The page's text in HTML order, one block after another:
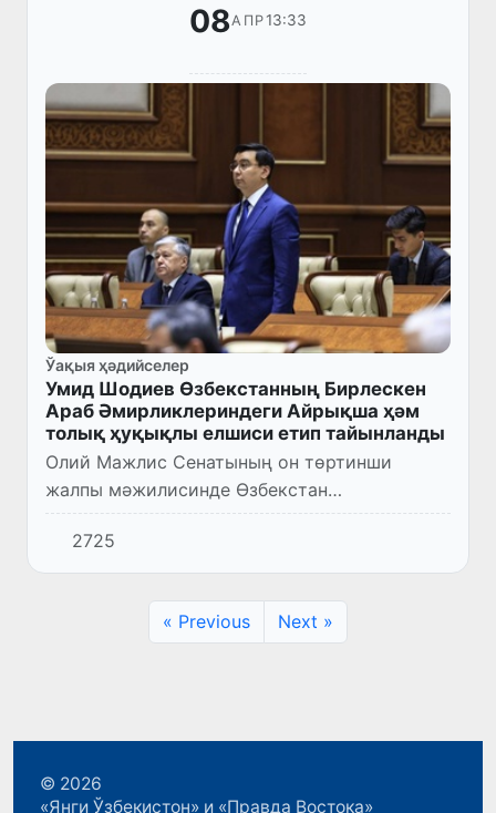
08АПР13:33
Ўақыя ҳәдийселер
Умид Шодиев Өзбекстанның Бирлескен
Араб Әмирликлериндеги Айрықша ҳәм
толық ҳуқықлы елшиси етип тайынланды
Олий Мажлис Сенатының он төртинши
жалпы мәжилисинде Өзбекстан
Республикасы Президентиниң усынысына
тийкарланып Шодиев Умид Рустамовичти
Өзбекстан Республикасының Бирлескен Араб
2725
« Previous Next »
© 2026
«Янги Ўзбекистон» и «Правда Востока»